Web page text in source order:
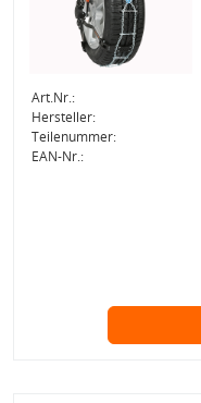
Art.Nr.:
Hersteller:
Teilenummer:
EAN-Nr.: